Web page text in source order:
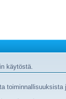
käytöstä.
toiminnallisuuksista